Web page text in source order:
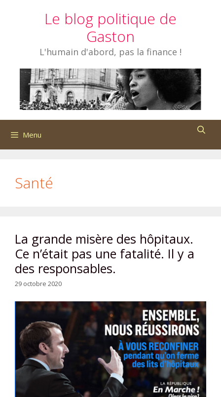
Le blog politique de
Gaston
L'humain d'abord, pas la finance !
Menu
Santé
La grande misère des hôpitaux.
Ce n’était pas une fatalité. Il y a
des responsables.
29 octobre 2020